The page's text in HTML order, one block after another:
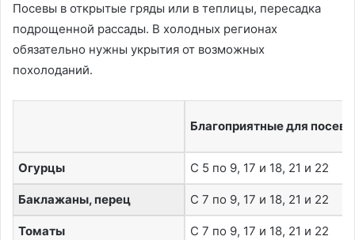
Посевы в открытые гряды или в теплицы, пересадка
подрощенной рассады. В холодных регионах
обязательно нужны укрытия от возможных
похолоданий.
Благоприятные для посева
Огурцы С 5 по 9, 17 и 18, 21 и 22
Баклажаны, перец С 7 по 9, 17 и 18, 21 и 22
Томаты С 7 по 9, 17 и 18, 21 и 22